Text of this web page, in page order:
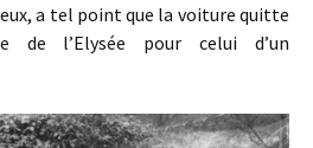
a tel point que la voiture quitte
de l’Elysée pour celui d’un